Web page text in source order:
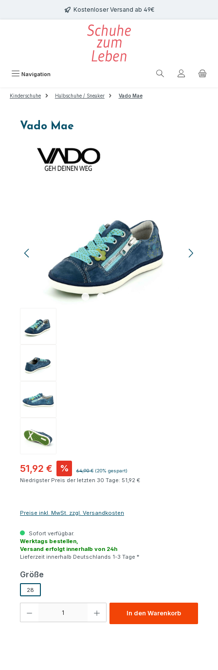
Zum Hauptinhalt springen Kostenloser Versand ab 49€
Navigation
Kinderschuhe Halbschuhe / Sneaker Vado Mae
Vado Mae
51,92 € % Regulärer Preis:
64,90 € (20% gespart)
Niedrigster Preis der letzten 30 Tage: 51,92 €
Preise inkl. MwSt. zzgl. Versandkosten
Sofort verfügbar.
Werktags bestellen,
Versand erfolgt innerhalb von 24h
Lieferzeit innerhalb Deutschlands 1-3 Tage *
Größe
28
In den Warenkorb